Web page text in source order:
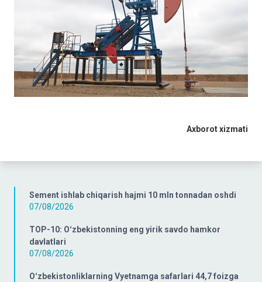
Sement ishlab chiqarish hajmi 10 mln tonnadan oshdi
07/08/2026
TOP-10: Oʻzbekistonning eng yirik savdo hamkor
davlatlari
07/08/2026
Oʻzbekistonliklarning Vyetnamga safarlari 44,7 foizga
Axborot xizmati